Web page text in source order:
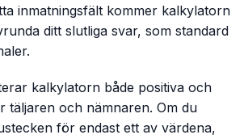
inmatningsfält kommer kalkylatorn
ditt slutliga svar, som standard
kalkylatorn både positiva och
täljaren och nämnaren. Om du
för endast ett av värdena,